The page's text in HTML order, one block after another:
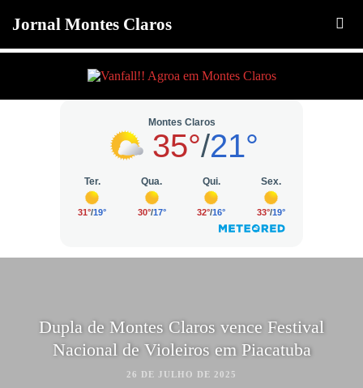
Jornal Montes Claros
Dupla de Montes Claros vence Festival
Nacional de Violeiros em Piacatuba
26 DE JULHO DE 2025